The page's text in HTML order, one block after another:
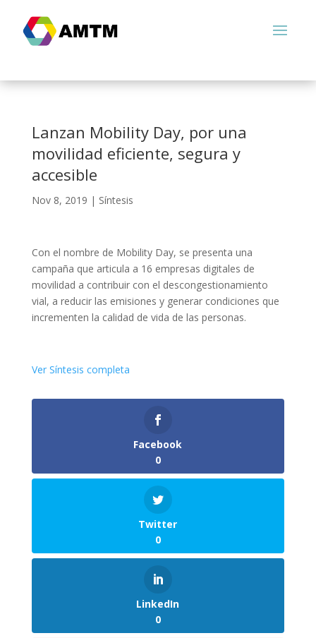
Lanzan Mobility Day, por una
movilidad eficiente, segura y
accesible
Nov 8, 2019 | Síntesis
Con el nombre de Mobility Day, se presenta una
campaña que articula a 16 empresas digitales de
movilidad a contribuir con el descongestionamiento
vial, a reducir las emisiones y generar condiciones que
incrementen la calidad de vida de las personas.
Ver Síntesis completa
Facebook
0
Twitter
0
LinkedIn
0